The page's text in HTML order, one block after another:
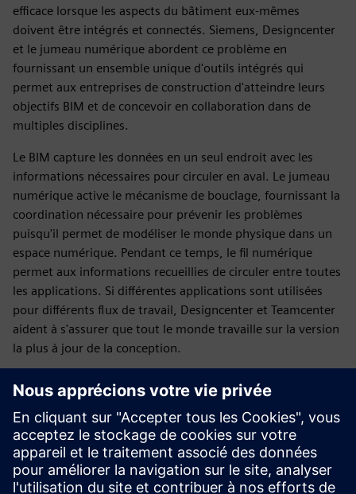
efficace lorsque les aspects du bâtiment eux-mêmes
doivent être intégrés et connectés. Siemens, Designcenter
et le jumeau numérique abordent ce problème en
fournissant un ensemble unique d'outils intégrés qui
permet aux entreprises de construction d'atteindre leurs
objectifs BIM et de concevoir en collaboration dans de
multiples disciplines.
Le BIM capture les données en un seul endroit avec les
informations nécessaires pour circuler en aval. Le jumeau
numérique active le mécanisme de bouclage, fournissant la
coordination nécessaire pour prévenir les problèmes
puisqu'il permet de modéliser le monde physique dans un
espace numérique. Pendant ce temps, le fil numérique
permet aux informations recueillies de circuler entre toutes
les applications. Si différentes applications sont utilisées
pour différents flux de travail, Designcenter et Teamcenter
aident à s'assurer que tout le monde travaille sur la version
la plus à jour de la conception.